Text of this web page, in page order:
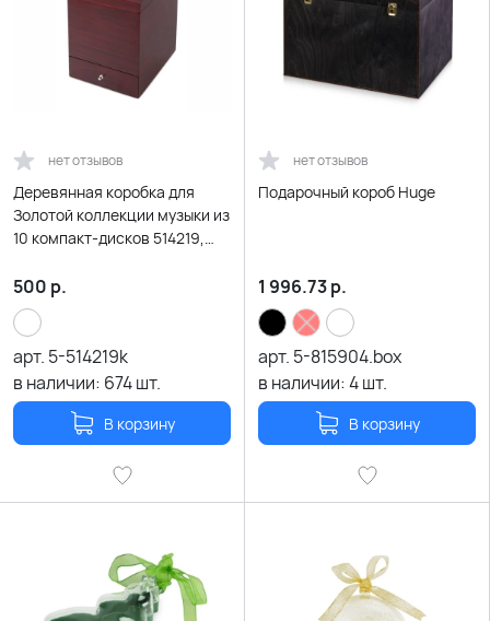
нет отзывов
Деревянная коробка для
Золотой коллекции музыки из
10 компакт-дисков 514219,
500 р.
арт. 5-514219k
в наличии: 674шт.
В корзину
нет отзывов
Подарочный короб Huge
1 996.73р.
арт. 5-815904.box
в наличии:4шт.
В корзину